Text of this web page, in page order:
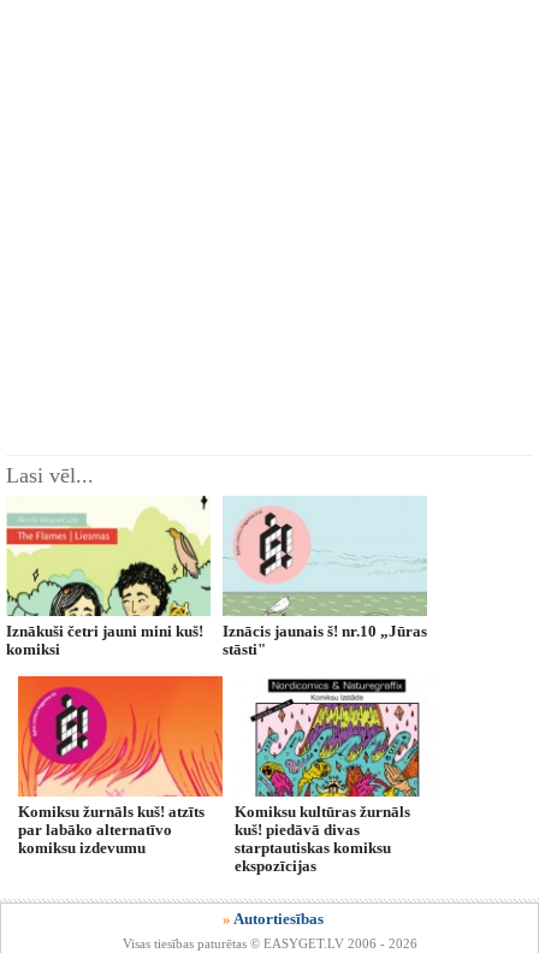
Lasi vēl...
Iznākuši četri jauni mini kuš!
komiksi
Iznācis jaunais š! nr.10 „Jūras
stāsti"
Komiksu žurnāls kuš! atzīts
par labāko alternatīvo
komiksu izdevumu
Komiksu kultūras žurnāls
kuš! piedāvā divas
starptautiskas komiksu
ekspozīcijas
» Autortiesības
Visas tiesības paturētas © EASYGET.LV 2006 - 2026